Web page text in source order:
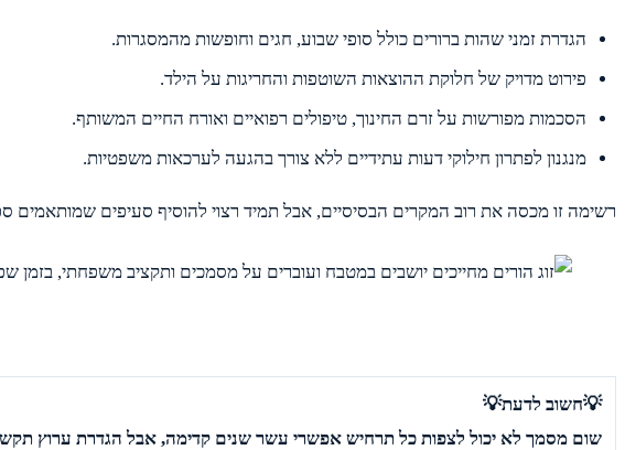
הגדרת זמני שהות ברורים כולל סופי שבוע, חגים וחופשות מהמסגרות.
פירוט מדויק של חלוקת ההוצאות השוטפות והחריגות על הילד.
הסכמות מפורשות על זרם החינוך, טיפולים רפואיים ואורח החיים המשותף.
מנגנון לפתרון חילוקי דעות עתידיים ללא צורך בהגעה לערכאות משפטיות.
רשימה זו מכסה את רוב המקרים הבסיסיים, אבל תמיד רצוי להוסיף סעיפים שמותאמים
💡חשוב לדעת💡
שום מסמך לא יכול לצפות כל תרחיש אפשרי עשר שנים קדימה, אבל הגדרת ערוץ